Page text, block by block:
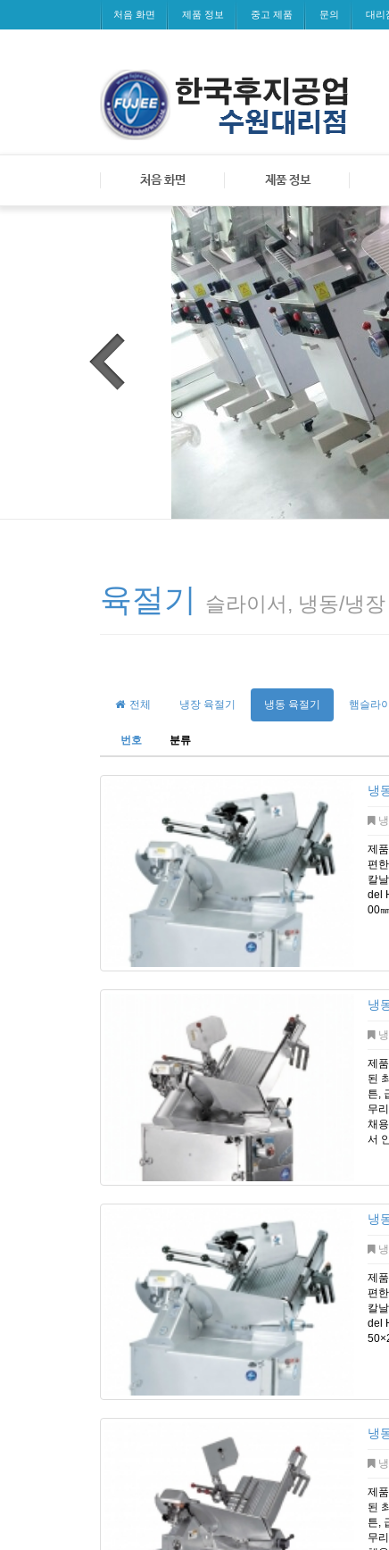
처음 화면 제품 정보 중고 제품 문의 대리
처음 화면 제품 정보
육절기 슬라이서, 냉동/냉
전체 냉장 육절기 냉동 육절기 햄슬라
번호 분류
냉
제
편
칼
del
00
냉
제
된
튼,
무
채
서
냉
제
편
칼
del
냉
제
된
튼,
무